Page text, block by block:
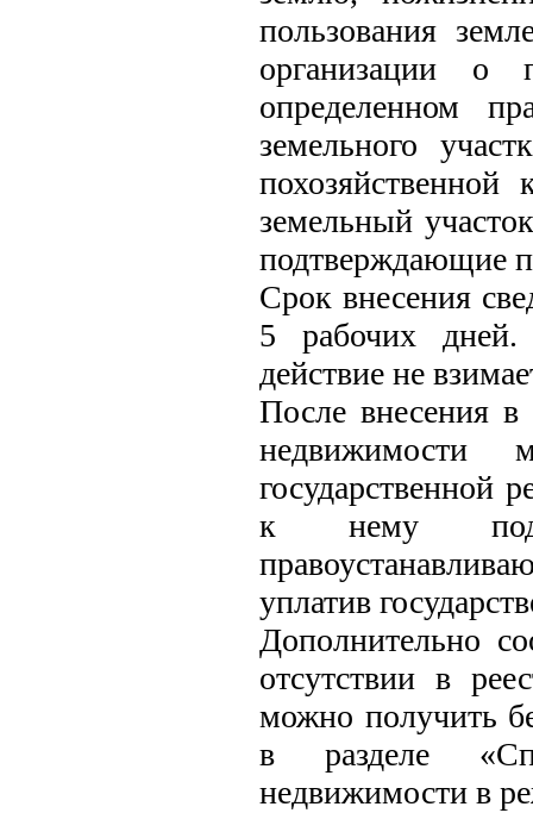
пользования
организации о
определенном
земельного
земельный
подтверждающие
Срок внесения
5 рабочих дней.
действие не
После внесения
недвижимости
государственной
к нему
уплатив
Дополнительно
отсутствии в
можно получить
в разделе
недвижимости в